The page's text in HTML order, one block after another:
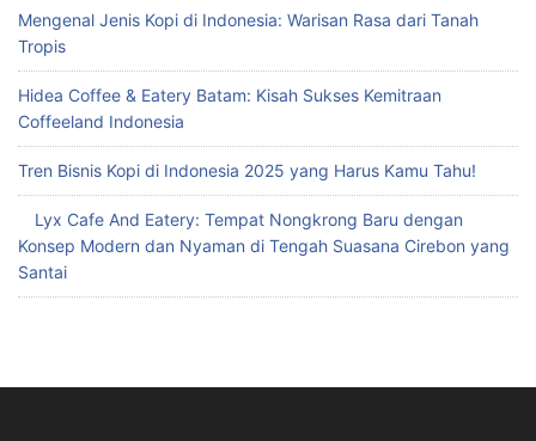
Mengenal Jenis Kopi di Indonesia: Warisan Rasa dari Tanah
Tropis
Hidea Coffee & Eatery Batam: Kisah Sukses Kemitraan
Coffeeland Indonesia
Tren Bisnis Kopi di Indonesia 2025 yang Harus Kamu Tahu!
Lyx Cafe And Eatery: Tempat Nongkrong Baru dengan
Konsep Modern dan Nyaman di Tengah Suasana Cirebon yang
Santai